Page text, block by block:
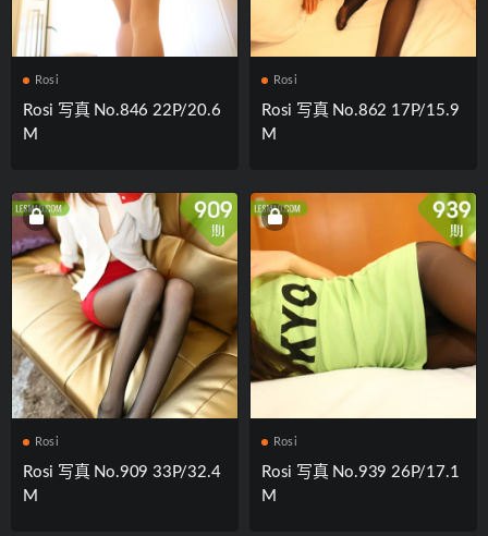
Rosi
Rosi 写真 No.846 22P/20.6
M
Rosi
Rosi 写真 No.862 17P/15.9
M
Rosi
Rosi 写真 No.909 33P/32.4
M
Rosi
Rosi 写真 No.939 26P/17.1
M